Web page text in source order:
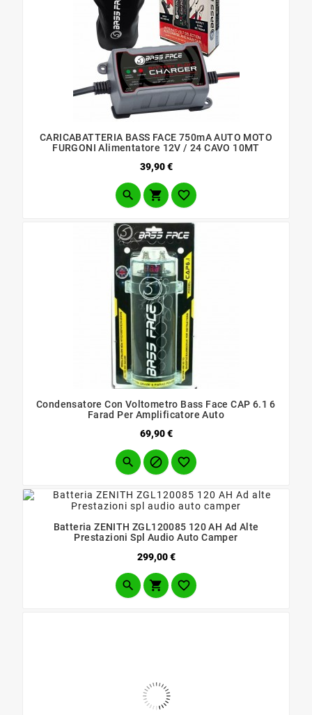
CARICABATTERIA BASS FACE 750mA AUTO MOTO
FURGONI Alimentatore 12V / 24 CAVO 10MT
39,90 €Prezzo
  
Condensatore Con Voltometro Bass Face CAP 6.1 6
Farad Per Amplificatore Auto
69,90 €Prezzo
  
Batteria ZENITH ZGL120085 120 AH Ad Alte
Prestazioni Spl Audio Auto Camper
299,00 €Prezzo
  